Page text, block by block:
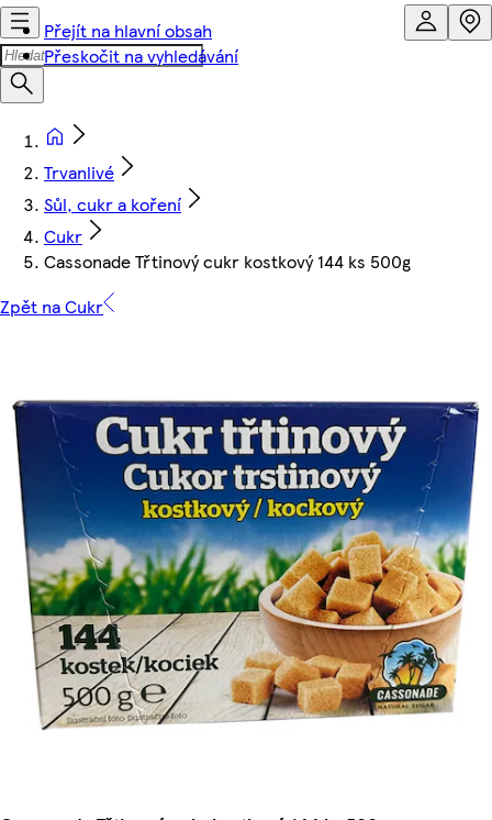
Přejít na hlavní obsah
Přeskočit na vyhledávání
Trvanlivé
Sůl, cukr a koření
Cukr
Cassonade Třtinový cukr kostkový 144 ks 500g
Zpět na Cukr